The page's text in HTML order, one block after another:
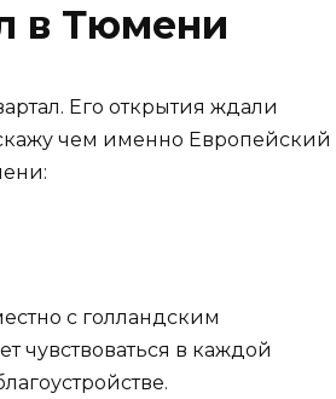
в Тюмени
Его открытия ждали
чем именно Европейский
с голландским
чувствоваться в каждой